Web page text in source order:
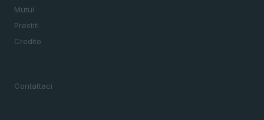
Mutui
Prestiti
Credito
Contattaci